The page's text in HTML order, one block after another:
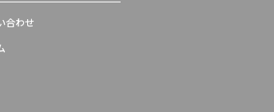
合わせ